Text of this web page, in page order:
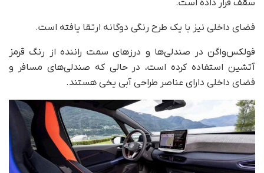
سقف قرار داده است.
فضای داخلی نیز با یک طرح رنگی دوگانه ارتقا یافته است.
فولکس‌واگن در صندلی‌ها و درزهای سمت راننده از رنگ قرمز
آتشین استفاده کرده است، در حالی که صندلی‌های مسافر و
فضای داخلی دارای عناصر طراحی آبی یخی هستند.